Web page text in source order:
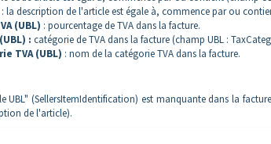
: la description de l'article est égale à, commence par ou
(UBL) : pourcentage de TVA dans la facture.
: catégorie de TVA dans la facture (champ UBL :
TVA (UBL) : nom de la catégorie TVA dans la facture.
UBL" (SellersItemIdentification) est manquante dans la
de l'article).